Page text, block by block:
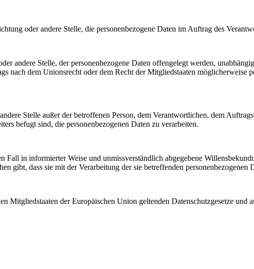
oder andere Stelle, die personenbezogene Daten im Auftrag des
andere Stelle, der personenbezogene Daten offengelegt werden,
nach dem Unionsrecht oder dem Recht der Mitgliedstaaten möglicherweise
Stelle außer der betroffenen Person, dem Verantwortlichen, dem
befugt sind, die personenbezogenen Daten zu verarbeiten.
in informierter Weise und unmissverständlich abgegebene
gibt, dass sie mit der Verarbeitung der sie betreffenden personenbezogenen
Mitgliedstaaten der Europäischen Union geltenden Datenschutzgesetze und